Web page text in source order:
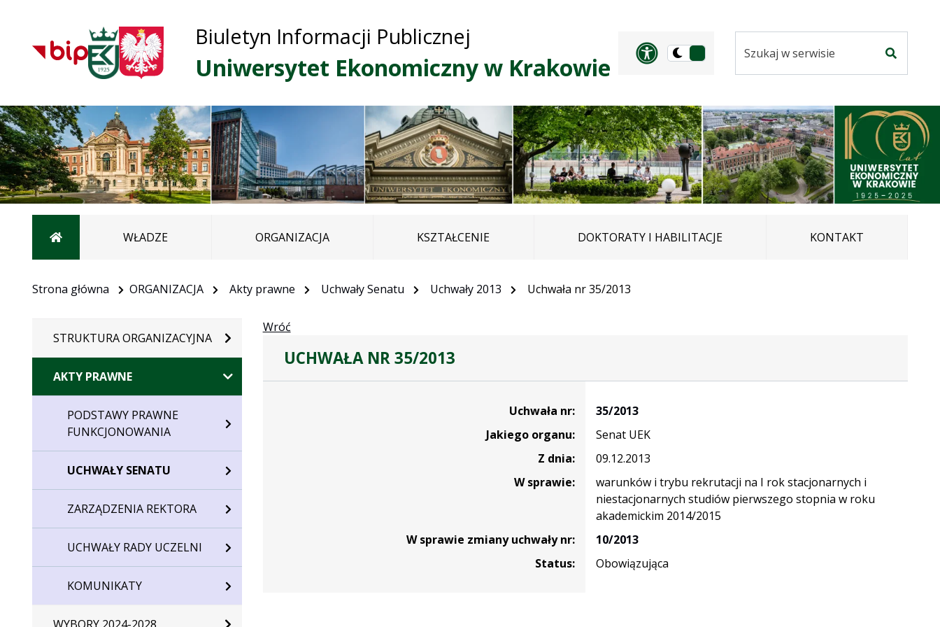
głównego menu
Przejdź do treści
Przejdź do mapy
serwisu
Biuletyn Informacji Publicznej
Uniwersytet Ekonomiczny w Krakowie
Panel dostosowania
Przełącz
ciemną
serwisie
Strona głównaWŁADZE ORGANIZACJA KSZTAŁCENIE DOKTORATY I HABILITACJE KONTAKT
Strona główna ORGANIZACJA Akty prawne Uchwały Senatu Uchwały 2013 Uchwała nr 35/2013
STRUKTURA ORGANIZACYJNA
AKTY PRAWNE
PODSTAWY PRAWNE
FUNKCJONOWANIA
UCHWAŁY SENATU
ZARZĄDZENIA REKTORA
UCHWAŁY RADY UCZELNI
KOMUNIKATY
Wróć
UCHWAŁA NR 35/2013
Uchwała nr:
35/2013
Jakiego organu:
Senat UEK
Z dnia:
09.12.2013
W sprawie:
warunków i trybu rekrutacji na I rok stacjonarnych i
niestacjonarnych studiów pierwszego stopnia w roku
akademickim 2014/2015
W sprawie zmiany uchwały nr:
10/2013
Status:
Obowiązująca